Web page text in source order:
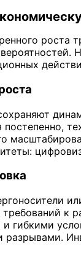
разрывами.